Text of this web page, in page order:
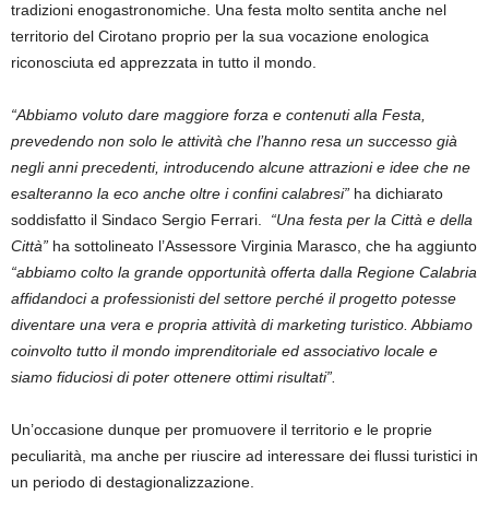
tradizioni enogastronomiche. Una festa molto sentita anche nel
territorio del Cirotano proprio per la sua vocazione enologica
riconosciuta ed apprezzata in tutto il mondo.
“Abbiamo voluto dare maggiore forza e contenuti alla Festa,
prevedendo non solo le attività che l’hanno resa un successo già
negli anni precedenti, introducendo alcune attrazioni e idee che ne
esalteranno la eco anche oltre i confini calabresi” ha dichiarato
soddisfatto il Sindaco Sergio Ferrari. “Una festa per la Città e della
Città” ha sottolineato l’Assessore Virginia Marasco, che ha aggiunto
“abbiamo colto la grande opportunità offerta dalla Regione Calabria
affidandoci a professionisti del settore perché il progetto potesse
diventare una vera e propria attività di marketing turistico. Abbiamo
coinvolto tutto il mondo imprenditoriale ed associativo locale e
siamo fiduciosi di poter ottenere ottimi risultati”.
Un’occasione dunque per promuovere il territorio e le proprie
peculiarità, ma anche per riuscire ad interessare dei flussi turistici in
un periodo di destagionalizzazione.